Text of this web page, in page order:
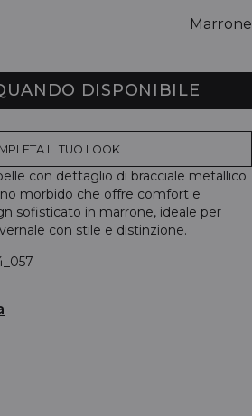
Marrone
DISPONIBILE
IL TUO LOOK
con dettaglio di bracciale metallico
morbido che offre comfort e
sofisticato in marrone, ideale per
con stile e distinzione.